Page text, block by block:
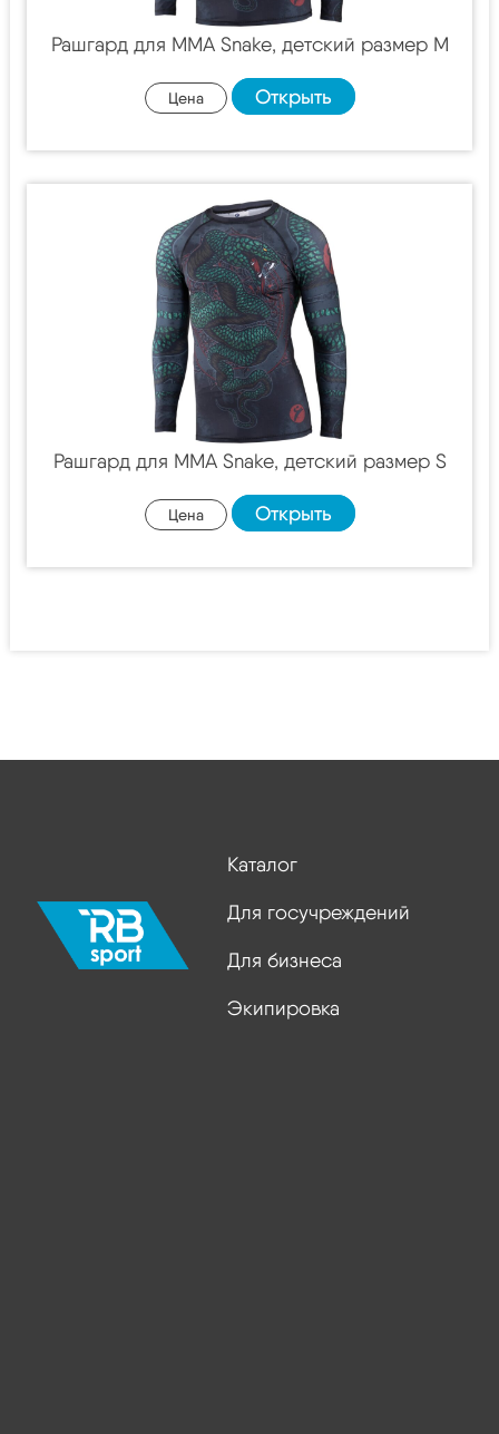
Рашгард для MMA Snake, детский размер M
Цена Открыть
Рашгард для MMA Snake, детский размер S
Цена Открыть
Каталог
Для госучреждений
Для бизнеса
Экипировка